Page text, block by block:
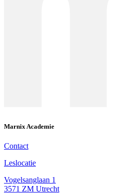
Marnix Academie
Contact
Leslocatie
Vogelsanglaan 1
3571 ZM Utrecht